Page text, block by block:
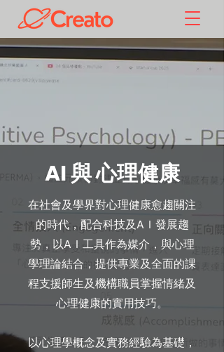
AI 與 心理健康
在社會及學界對心理健康愈趨關注
的時代，配合科技及AＩ發展趨
勢，以AＩ工具作為媒介，與心理
學理論結合，提供專業及全面的課
程支援師生及機構職員掌握情緒及
心理健康的實用技巧。
以心理學概念及實務經驗為基礎，